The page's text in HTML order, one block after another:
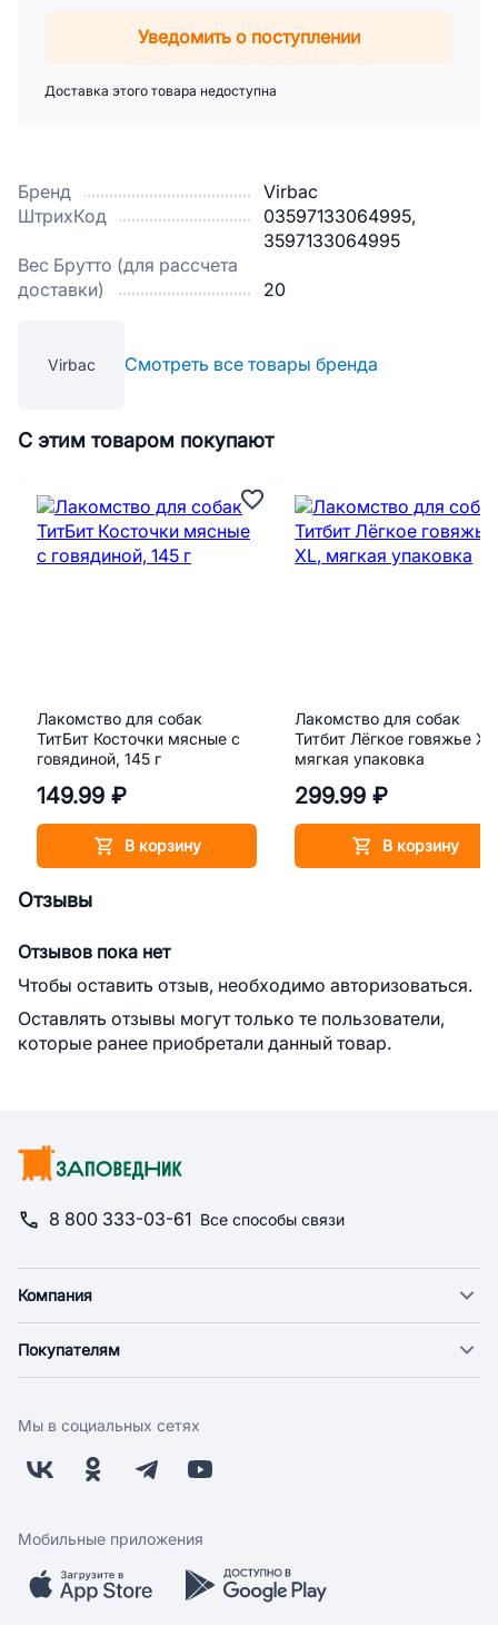
Бренд
Virbac
ШтрихКод
03597133064995,
3597133064995
Вес Брутто (для рассчета
доставки)
20
Virbac Смотреть все товары бренда
Уведомить о поступлении
Доставка этого товара недоступна
С этим товаром покупают
Лакомство для собак
ТитБит Косточки мясные с
говядиной, 145 г
149.99 ₽
В корзину
Лакомство для собак
Титбит Лёгкое говяжье
мягкая упаковка
299.99 ₽
В корзину
Отзывы
Отзывов пока нет
Чтобы оставить отзыв, необходимо авторизоваться.
Оставлять отзывы могут только те пользователи,
которые ранее приобретали данный товар.
8 800 333-03-61 Все способы связи
Компания
Новости
Поставщикам
Заводчикам
Обратная связь
Покупателям
Оплата
Бонусная программа
Скидки и акции
Мобильное приложение
Мы в социальных сетях
Мобильные приложения